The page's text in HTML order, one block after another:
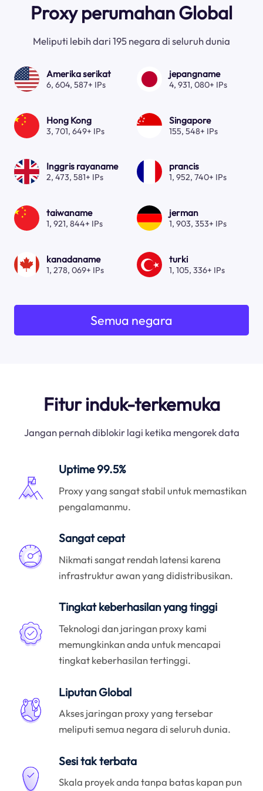
Proxy perumahan Global
Meliputi lebih dari 195 negara di seluruh dunia
Amerika serikat
6, 604, 587+ IPs
jepangname
4, 931, 080+ IPs
Hong Kong
3, 701, 649+ IPs
Singapore
155, 548+ IPs
Inggris rayaname
2, 473, 581+ IPs
prancis
1, 952, 740+ IPs
taiwaname
1, 921, 844+ IPs
jerman
1, 903, 353+ IPs
kanadaname
1, 278, 069+ IPs
turki
1, 105, 336+ IPs
Semua negara
Fitur induk-terkemuka
Jangan pernah diblokir lagi ketika mengorek data
Uptime 99.5%
Proxy yang sangat stabil untuk memastikan
pengalamanmu.
Sangat cepat
Nikmati sangat rendah latensi karena
infrastruktur awan yang didistribusikan.
Tingkat keberhasilan yang tinggi
Teknologi dan jaringan proxy kami
memungkinkan anda untuk mencapai
tingkat keberhasilan tertinggi.
Liputan Global
Akses jaringan proxy yang tersebar
meliputi semua negara di seluruh dunia.
Sesi tak terbata
Skala proyek anda tanpa batas kapan pun